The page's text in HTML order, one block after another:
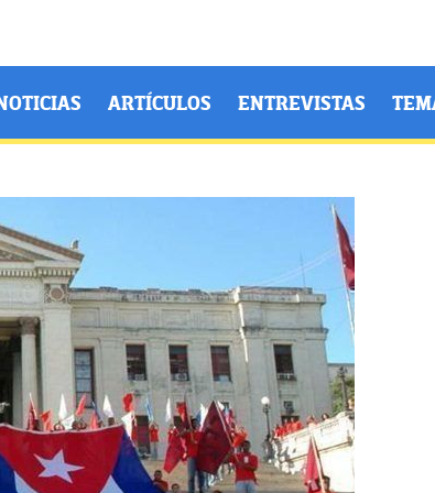
ARTÍCULOS ENTREVISTAS